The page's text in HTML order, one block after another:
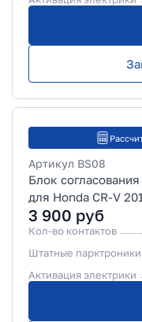
Артикул BS08
Блок
для Honda CR-V
3 900 руб
Кол-во контактов
Штатные парктроники
Активация электрики